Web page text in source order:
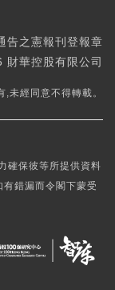
告之憲報刊登報章
華控股有限公司
,未經同意不得轉載。
確保彼等所提供資料
錯漏而令閣下蒙受